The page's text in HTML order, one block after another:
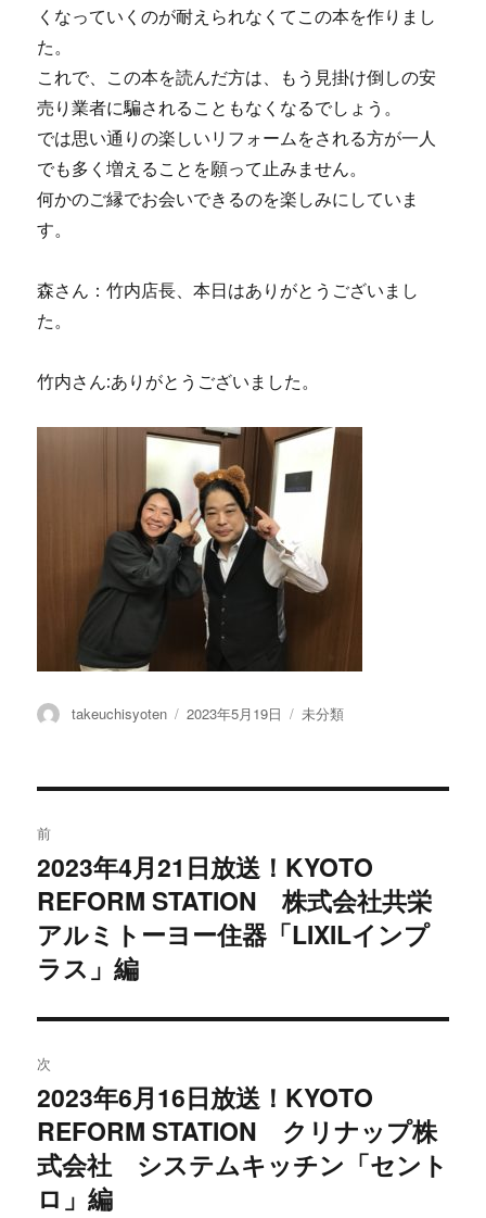
くなっていくのが耐えられなくてこの本を作りまし
た。
これで、この本を読んだ方は、もう見掛け倒しの安
売り業者に騙されることもなくなるでしょう。
では思い通りの楽しいリフォームをされる方が一人
でも多く増えることを願って止みません。
何かのご縁でお会いできるのを楽しみにしていま
す。
森さん：竹内店長、本日はありがとうございまし
た。
竹内さん:ありがとうございました。
投
takeuchisyoten
投
2023年5月19日
カ
未分類
稿
ナ
ビ
シ
ョ
ン
前
過
去
の
投
稿:
2023年4月21日放送！KYOTO
REFORM STATION 株式会社共栄
アルミトーヨー住器「LIXILインプ
ラス」編
次
次
の
投
稿:
2023年6月16日放送！KYOTO
REFORM STATION クリナップ株
式会社 システムキッチン「セント
ロ」編